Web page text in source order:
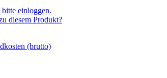
einloggen.
diesem Produkt?
(brutto)